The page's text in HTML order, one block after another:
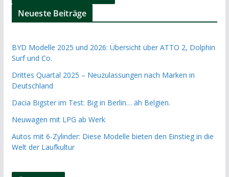
Neueste Beiträge
BYD Modelle 2025 und 2026: Übersicht über ATTO 2, Dolphin
Surf und Co.
Drittes Quartal 2025 – Neuzulassungen nach Marken in
Deutschland
Dacia Bigster im Test: Big in Berlin… äh Belgien.
Neuwagen mit LPG ab Werk
Autos mit 6-Zylinder: Diese Modelle bieten den Einstieg in die
Welt der Laufkultur